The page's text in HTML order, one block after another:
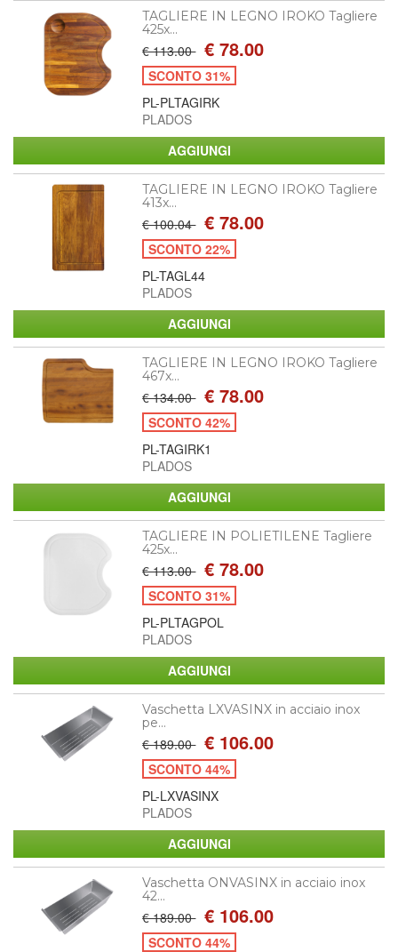
TAGLIERE IN LEGNO IROKO Tagliere
425x...
€ 113.00 € 78.00
SCONTO 31%
PL-PLTAGIRK
PLADOS
TAGLIERE IN LEGNO IROKO Tagliere
413x...
€ 100.04 € 78.00
SCONTO 22%
PL-TAGL44
PLADOS
TAGLIERE IN LEGNO IROKO Tagliere
467x...
€ 134.00 € 78.00
SCONTO 42%
PL-TAGIRK1
PLADOS
TAGLIERE IN POLIETILENE Tagliere
425x...
€ 113.00 € 78.00
SCONTO 31%
PL-PLTAGPOL
PLADOS
Vaschetta LXVASINX in acciaio inox
pe...
€ 189.00 € 106.00
SCONTO 44%
PL-LXVASINX
PLADOS
Vaschetta ONVASINX in acciaio inox
42...
€ 189.00 € 106.00
SCONTO 44%